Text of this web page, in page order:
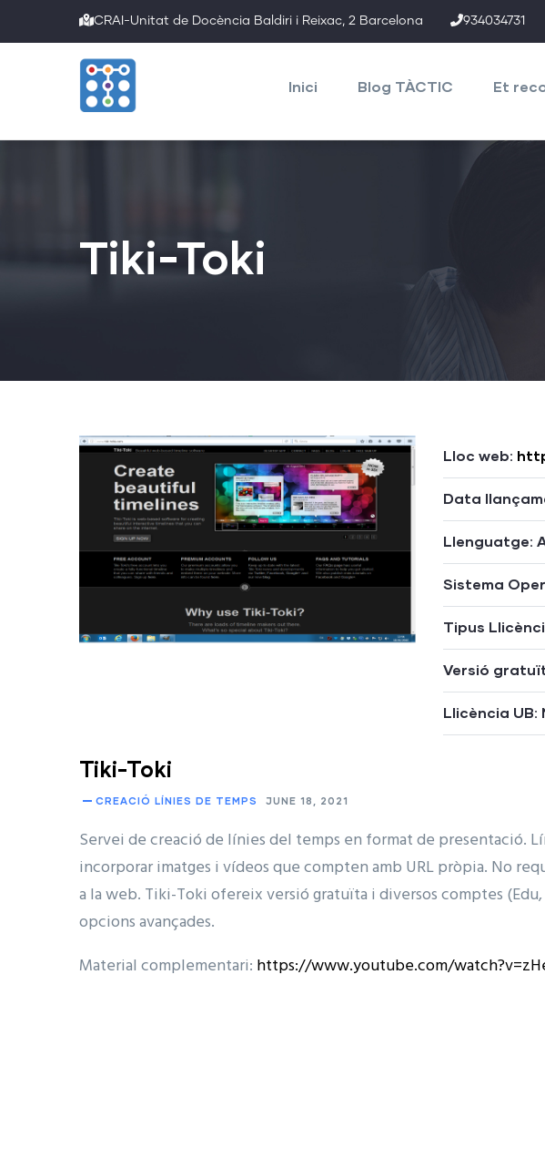
to
CRAI-Unitat de Docència Baldiri i Reixac, 2 Barcelona 934034731
navigation
Inici Blog TÀCTIC Et
Tiki-Toki
Lloc web:
Data
Llenguatge:
Sistema
Tipus
Versió
Llicència UB:
Tiki-Toki
CREACIÓ LÍNIES DE TEMPS JUNE 18, 2021
Servei de creació de línies del temps en format de presentació.
incorporar imatges i vídeos que compten amb URL pròpia. No
a la web. Tiki-Toki ofereix versió gratuïta i diversos comptes
opcions avançades.
Material complementari: https://www.youtube.com/